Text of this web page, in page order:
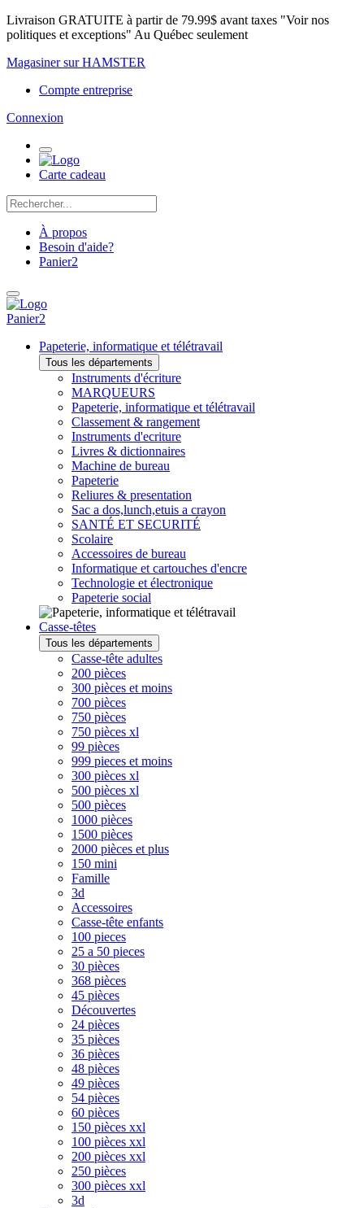
Livraison GRATUITE à partir de 79.99$ avant taxes "Voir nos
politiques et exceptions" Au Québec seulement
Magasiner sur HAMSTER
Compte entreprise
Connexion
Carte cadeau
À propos
Besoin d'aide?
Panier2
Panier2
Papeterie, informatique et télétravail
Tous les départements
Instruments d'écriture
MARQUEURS
Papeterie, informatique et télétravail
Classement & rangement
Instruments d'ecriture
Livres & dictionnaires
Machine de bureau
Papeterie
Reliures & presentation
Sac a dos,lunch,etuis a crayon
SANTÉ ET SECURITÉ
Scolaire
Accessoires de bureau
Informatique et cartouches d'encre
Technologie et électronique
Papeterie social
Casse-têtes
Tous les départements
Casse-tête adultes
200 pièces
300 pièces et moins
700 pièces
750 pièces
750 pièces xl
99 pièces
999 pieces et moins
300 pièces xl
500 pièces xl
500 pièces
1000 pièces
1500 pièces
2000 pièces et plus
150 mini
Famille
3d
Accessoires
Casse-tête enfants
100 pieces
25 a 50 pieces
30 pièces
368 pièces
45 pièces
Découvertes
24 pièces
35 pièces
36 pièces
48 pièces
49 pièces
54 pièces
60 pièces
150 pièces xxl
100 pièces xxl
200 pièces xxl
250 pièces
300 pièces xxl
3d